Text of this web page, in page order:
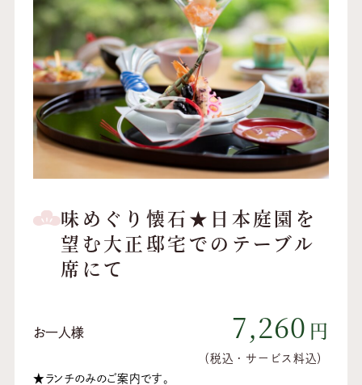
味めぐり懐石★日本庭園を
望む大正邸宅でのテーブル
席にて
お一人様 7,260 円
（税込・サービス料込）
★ランチのみのご案内です。